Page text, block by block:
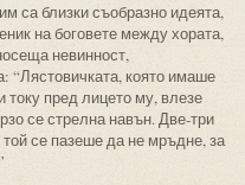
са близки съобразно идеята,
на боговете между хората,
невинност,
“Лястовичката, която имаше
току пред лицето му, влезе
се стрелна навън. Две-три
се пазеше да не мръдне, за